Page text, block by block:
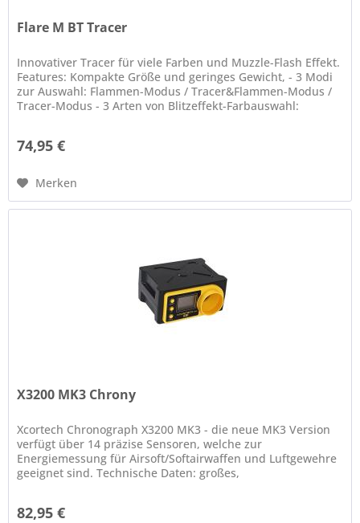
Flare M BT Tracer
Innovativer Tracer für viele Farben und Muzzle-Flash Effekt.
Features: Kompakte Größe und geringes Gewicht, - 3 Modi
zur Auswahl: Flammen-Modus / Tracer&Flammen-Modus /
Tracer-Modus - 3 Arten von Blitzeffekt-Farbauswahl:
74,95 €
Merken
X3200 MK3 Chrony
Xcortech Chronograph X3200 MK3 - die neue MK3 Version
verfügt über 14 präzise Sensoren, welche zur
Energiemessung für Airsoft/Softairwaffen und Luftgewehre
geeignet sind. Technische Daten: großes,
82,95 €